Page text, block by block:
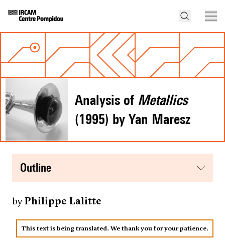
Analysis of Metallics
(1995) by Yan Maresz
outline
byPhilippe Lalitte
This text is being translated. We thank you for your patience.